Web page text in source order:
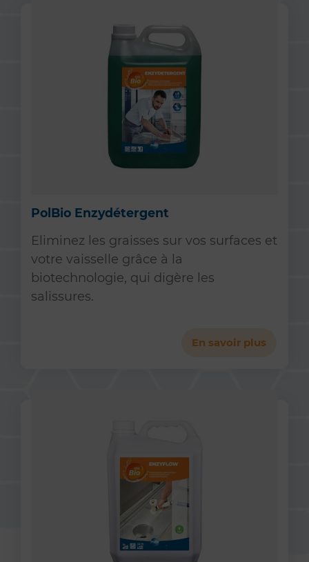
PolBio Enzydétergent
Eliminez les graisses sur vos surfaces et
votre vaisselle grâce à la
biotechnologie, qui digère les
salissures.
En savoir plus